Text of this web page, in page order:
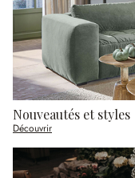
Nouveautés et styles
Découvrir